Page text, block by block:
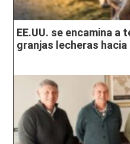
EE.UU. se encamina a
granjas lecheras